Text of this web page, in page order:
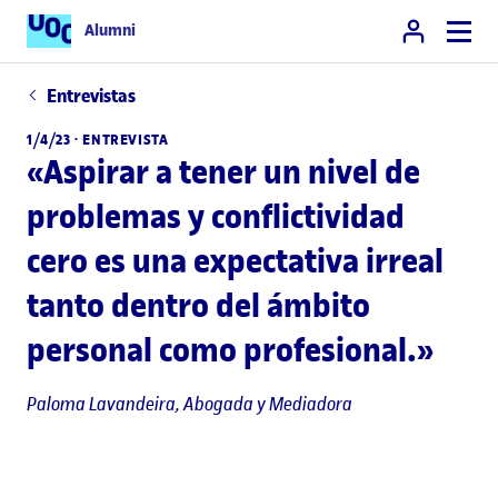
Alumni
Entrevistas
1/4/23 · ENTREVISTA
«Aspirar a tener un nivel de
problemas y conflictividad
cero es una expectativa irreal
tanto dentro del ámbito
personal como profesional.»
Paloma Lavandeira, Abogada y Mediadora